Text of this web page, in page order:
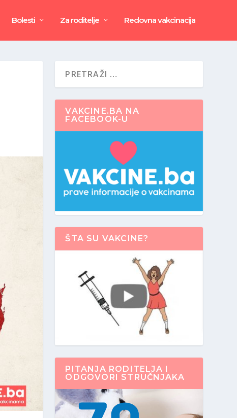
Bolesti Za roditelje Redovna vakcinacija
VAKCINE.BA NA
FACEBOOK-U
ŠTA SU VAKCINE?
PITANJA RODITELJA I
ODGOVORI STRUČNJAKA